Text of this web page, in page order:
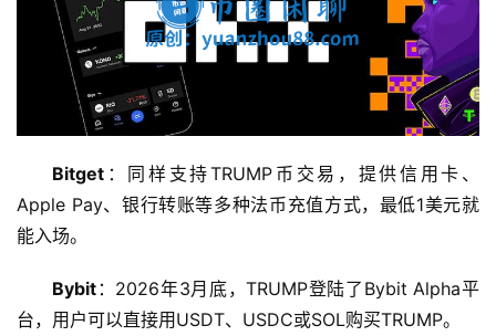
Bitget ：同样支持TRUMP币交易，提供信用卡、
Apple Pay、银行转账等多种法币充值方式，最低1美元就
能入场。
Bybit ：2026年3月底，TRUMP登陆了Bybit Alpha平
台，用户可以直接用USDT、USDC或SOL购买TRUMP。